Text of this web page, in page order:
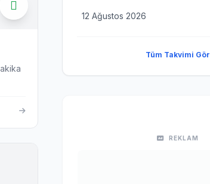
12 Ağustos 2026
Tüm Takvimi Gör
REKLAM